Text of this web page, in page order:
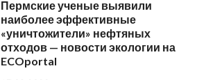
Пермские ученые выявили
наиболее эффективные
«уничтожители» нефтяных
отходов — новости экологии на
ECOportal